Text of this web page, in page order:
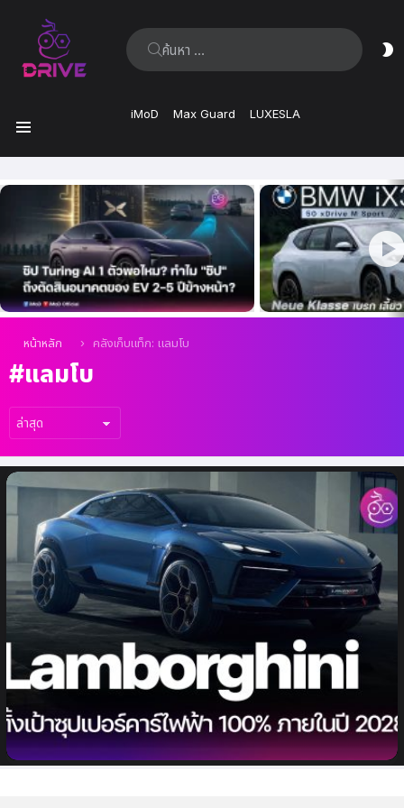
ค้นหา:
iMoD Max Guard LUXESLA
ล่าสุด
คุณอยู่ที่นี่:
หน้าหลัก คลังเก็บแท็ก: แลมโบ
แลมโบ
เรื่อง
Lamborghini เตรียมทำซุปเปอร์คาร์ EV
ภายใน 2028 เริ่มเกมด้วย Urus และ Huracan
เวอร์ชัน plug-in hybrid